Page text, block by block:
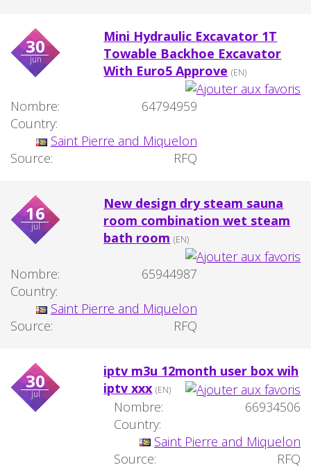
30
jun
Mini Hydraulic Excavator 1T
Towable Backhoe Excavator
With Euro5 Approve (EN)
Nombre:
64794959
Country:
Saint Pierre and Miquelon
Source:
RFQ
16
jul
New design dry steam sauna
room combination wet steam
bath room (EN)
Nombre:
65944987
Country:
Saint Pierre and Miquelon
Source:
RFQ
30
jul
iptv m3u 12month user box wih
iptv xxx (EN)
Nombre:
66934506
Country:
Saint Pierre and Miquelon
Source:
RFQ